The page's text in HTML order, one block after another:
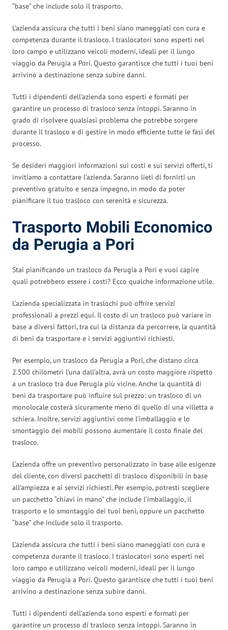
“base” che include solo il trasporto.
L’azienda assicura che tutti i beni siano maneggiati con cura e
competenza durante il trasloco. I traslocatori sono esperti nel
loro campo e utilizzano veicoli moderni, ideali per il lungo
viaggio da Perugia a Pori. Questo garantisce che tutti i tuoi beni
arrivino a destinazione senza subire danni.
Tutti i dipendenti dell’azienda sono esperti e formati per
garantire un processo di trasloco senza intoppi. Saranno in
grado di risolvere qualsiasi problema che potrebbe sorgere
durante il trasloco e di gestire in modo efficiente tutte le fasi del
processo.
Se desideri maggiori informazioni sui costi e sui servizi offerti, ti
invitiamo a contattare l’azienda. Saranno lieti di fornirti un
preventivo gratuito e senza impegno, in modo da poter
pianificare il tuo trasloco con serenità e sicurezza.
Trasporto Mobili Economico
da Perugia a Pori
Stai pianificando un trasloco da Perugia a Pori e vuoi capire
quali potrebbero essere i costi? Ecco qualche informazione utile.
L’azienda specializzata in traslochi può offrire servizi
professionali a prezzi equi. Il costo di un trasloco può variare in
base a diversi fattori, tra cui la distanza da percorrere, la quantità
di beni da trasportare e i servizi aggiuntivi richiesti.
Per esempio, un trasloco da Perugia a Pori, che distano circa
2.500 chilometri l’una dall’altra, avrà un costo maggiore rispetto
a un trasloco tra due Perugia più vicine. Anche la quantità di
beni da trasportare può influire sul prezzo: un trasloco di un
monolocale costerà sicuramente meno di quello di una villetta a
schiera. Inoltre, servizi aggiuntivi come l’imballaggio e lo
smontaggio dei mobili possono aumentare il costo finale del
trasloco.
L’azienda offre un preventivo personalizzato in base alle esigenze
del cliente, con diversi pacchetti di trasloco disponibili in base
all’ampiezza e ai servizi richiesti. Per esempio, potresti scegliere
un pacchetto “chiavi in mano” che include l’imballaggio, il
trasporto e lo smontaggio dei tuoi beni, oppure un pacchetto
“base” che include solo il trasporto.
L’azienda assicura che tutti i beni siano maneggiati con cura e
competenza durante il trasloco. I traslocatori sono esperti nel
loro campo e utilizzano veicoli moderni, ideali per il lungo
viaggio da Perugia a Pori. Questo garantisce che tutti i tuoi beni
arrivino a destinazione senza subire danni.
Tutti i dipendenti dell’azienda sono esperti e formati per
garantire un processo di trasloco senza intoppi. Saranno in